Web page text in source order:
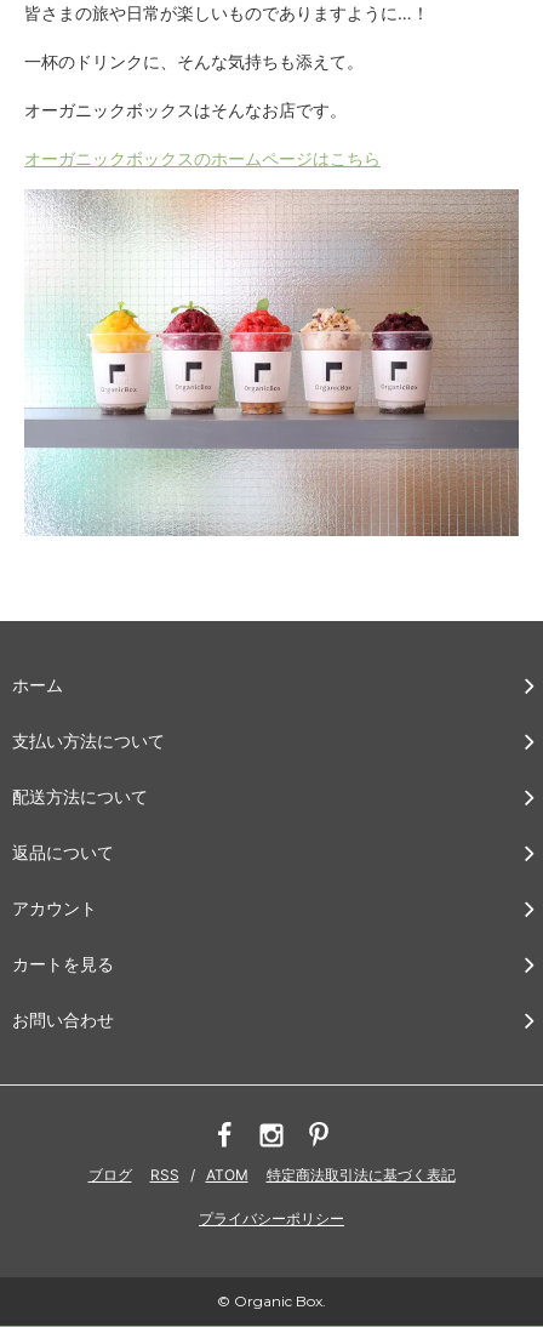
皆さまの旅や日常が楽しいものでありますように…！
一杯のドリンクに、そんな気持ちも添えて。
オーガニックボックスはそんなお店です。
オーガニックボックスのホームページはこちら
ホーム
支払い方法について
配送方法について
返品について
アカウント
カートを見る
お問い合わせ
ブログ RSS / ATOM 特定商法取引法に基づく表記
プライバシーポリシー
© Organic Box.